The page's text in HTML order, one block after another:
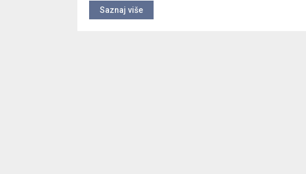
Saznaj više